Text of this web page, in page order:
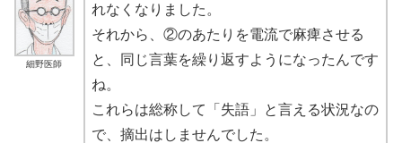
細野医師
れなくなりました。
それから、②のあたりを電流で麻痺させる
と、同じ言葉を繰り返すようになったんです
ね。
これらは総称して「失語」と言える状況なの
で、摘出はしませんでした。